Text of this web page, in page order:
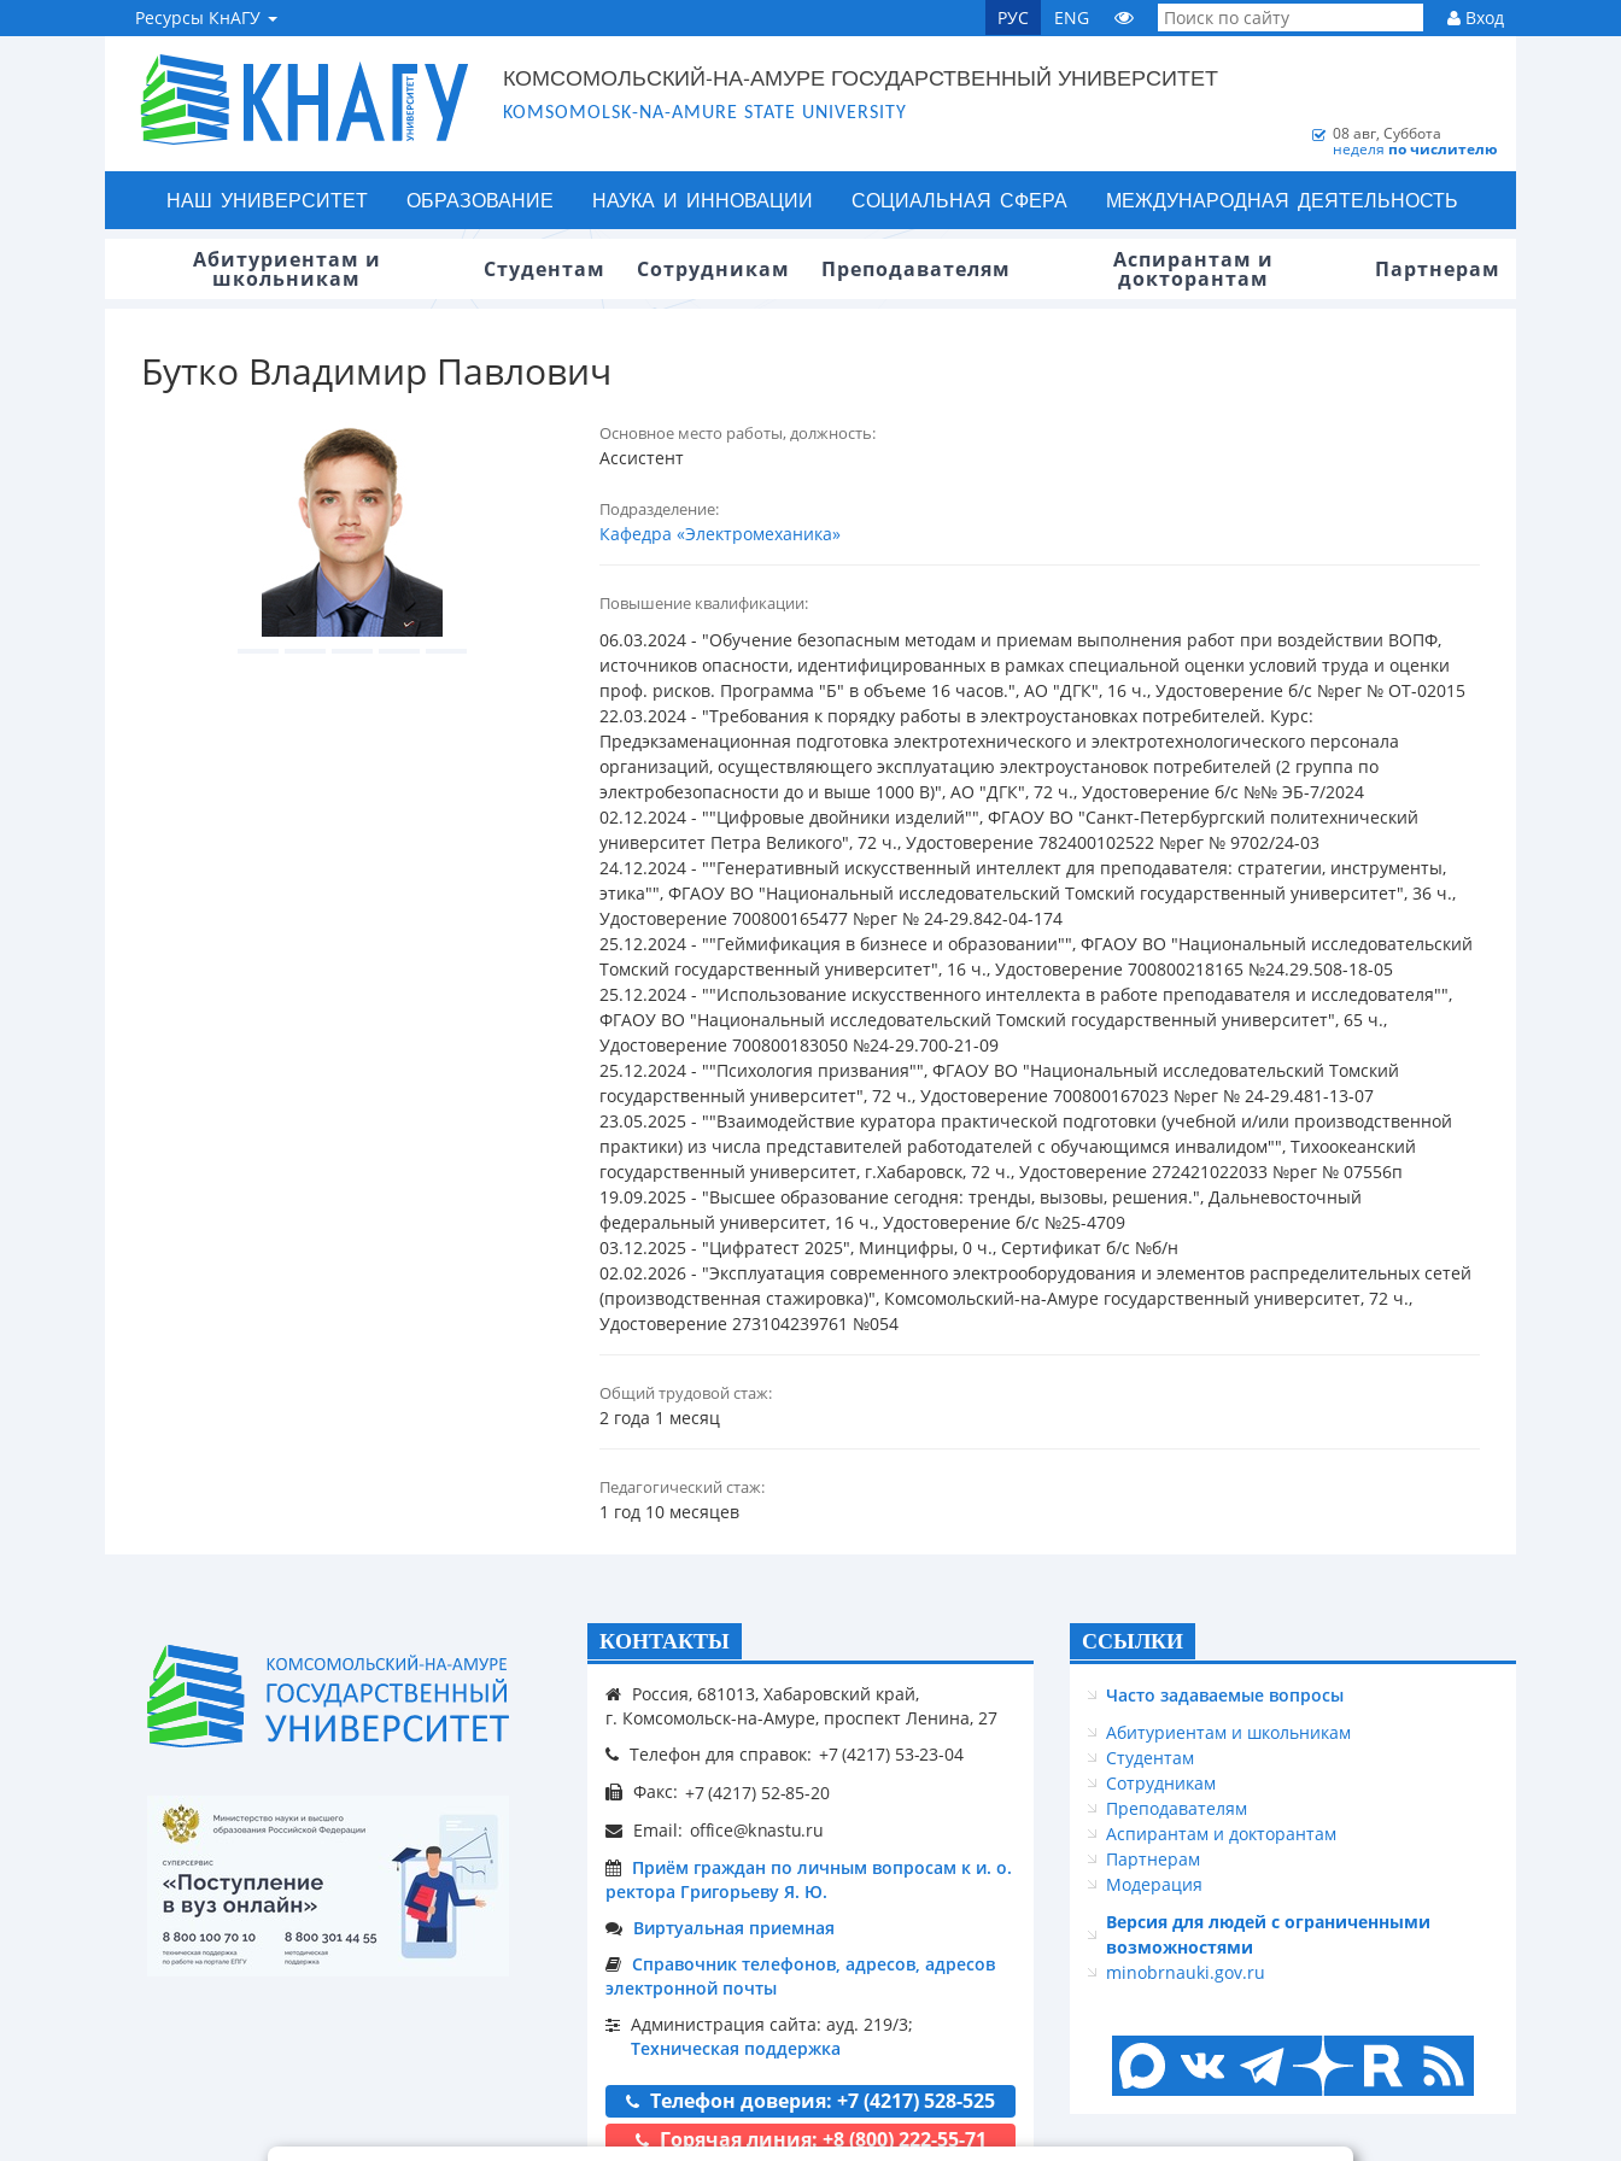
Ресурсы КнАГУ РУС ENG Вход
КОМСОМОЛЬСКИЙ-НА-АМУРЕ ГОСУДАРСТВЕННЫЙ УНИВЕРСИТЕТ
KOMSOMOLSK-NA-AMURE STATE UNIVERSITY
08 авг, Суббота
неделя по числителю
НАШ УНИВЕРСИТЕТ ОБРАЗОВАНИЕ НАУКА И ИННОВАЦИИ СОЦИАЛЬНАЯ СФЕРА МЕЖДУНАРОДНАЯ ДЕЯТЕЛЬНОСТЬ
Абитуриентам и
школьникам Студентам Сотрудникам Преподавателям Аспирантам и
докторантам Партнерам
Бутко Владимир Павлович
Основное место работы, должность:
Ассистент
Подразделение:
Кафедра «Электромеханика»
Повышение квалификации:
06.03.2024 - "Обучение безопасным методам и приемам выполнения работ при воздействии ВОПФ,
источников опасности, идентифицированных в рамках специальной оценки условий труда и оценки
проф. рисков. Программа "Б" в объеме 16 часов.", АО "ДГК", 16 ч., Удостоверение б/с №рег № ОТ-02015
22.03.2024 - "Требования к порядку работы в электроустановках потребителей. Курс:
Предэкзаменационная подготовка электротехнического и электротехнологического персонала
организаций, осуществляющего эксплуатацию электроустановок потребителей (2 группа по
электробезопасности до и выше 1000 В)", АО "ДГК", 72 ч., Удостоверение б/с №№ ЭБ-7/2024
02.12.2024 - ""Цифровые двойники изделий"", ФГАОУ ВО "Санкт-Петербургский политехнический
университет Петра Великого", 72 ч., Удостоверение 782400102522 №рег № 9702/24-03
24.12.2024 - ""Генеративный искусственный интеллект для преподавателя: стратегии, инструменты,
этика"", ФГАОУ ВО "Национальный исследовательский Томский государственный университет", 36 ч.,
Удостоверение 700800165477 №рег № 24-29.842-04-174
25.12.2024 - ""Геймификация в бизнесе и образовании"", ФГАОУ ВО "Национальный исследовательский
Томский государственный университет", 16 ч., Удостоверение 700800218165 №24.29.508-18-05
25.12.2024 - ""Использование искусственного интеллекта в работе преподавателя и исследователя"",
ФГАОУ ВО "Национальный исследовательский Томский государственный университет", 65 ч.,
Удостоверение 700800183050 №24-29.700-21-09
25.12.2024 - ""Психология призвания"", ФГАОУ ВО "Национальный исследовательский Томский
государственный университет", 72 ч., Удостоверение 700800167023 №рег № 24-29.481-13-07
23.05.2025 - ""Взаимодействие куратора практической подготовки (учебной и/или производственной
практики) из числа представителей работодателей с обучающимся инвалидом"", Тихоокеанский
государственный университет, г.Хабаровск, 72 ч., Удостоверение 272421022033 №рег № 07556п
19.09.2025 - "Высшее образование сегодня: тренды, вызовы, решения.", Дальневосточный
федеральный университет, 16 ч., Удостоверение б/с №25-4709
03.12.2025 - "Цифратест 2025", Минцифры, 0 ч., Сертификат б/с №б/н
02.02.2026 - "Эксплуатация современного электрооборудования и элементов распределительных сетей
(производственная стажировка)", Комсомольский-на-Амуре государственный университет, 72 ч.,
Удостоверение 273104239761 №054
Общий трудовой стаж:
2 года 1 месяц
Педагогический стаж:
1 год 10 месяцев
КОНТАКТЫ
Россия, 681013, Хабаровский край,
г. Комсомольск-на-Амуре, проспект Ленина, 27
Телефон для справок:
Факс:
Email:
Приём граждан по личным вопросам к и. о.
ректора Григорьеву Я. Ю.
Виртуальная приемная
Справочник телефонов, адресов, адресов
электронной почты
Администрация сайта: ауд. 219/3;
Техническая поддержка
Телефон доверия: +7 (4217) 528-525
Горячая линия: +8 (800) 222-55-71
ССЫЛКИ
Часто задаваемые вопросы
Абитуриентам и школьникам
Студентам
Сотрудникам
Преподавателям
Аспирантам и докторантам
Партнерам
Модерация
Версия для людей с ограниченными
возможностями
minobrnauki.gov.ru